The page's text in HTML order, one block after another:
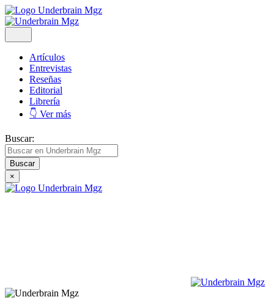
Artículos
Entrevistas
Reseñas
Editorial
Librería
👇 Ver más
Buscar:
×